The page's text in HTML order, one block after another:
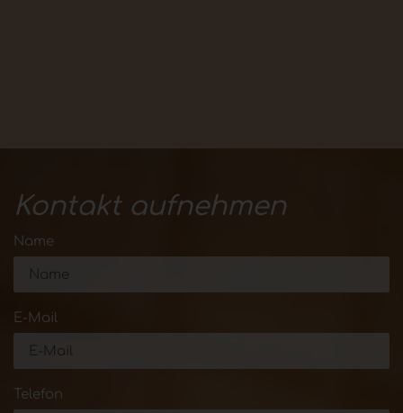
Kontakt aufnehmen
Name
E-Mail
Telefon